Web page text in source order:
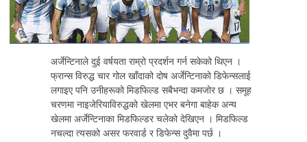
अर्जेन्टिनाले दुई वर्षयता राम्रो प्रदर्शन गर्न सकेको थिएन ।
फ्रान्स विरुद्ध चार गोल खाँदाको दोष अर्जेन्टिनाको डिफेन्सलाई
लगाइए पनि उनीहरूको मिडफिल्ड सबैभन्दा कमजोर छ । समूह
चरणमा नाइजेरियाविरुद्धको खेलमा एभर बनेगा बाहेक अन्य
खेलमा अर्जेन्टिनाका मिडफिल्डर चलेको देखिएन । मिडफिल्ड
नचल्दा त्यसको असर फरवार्ड र डिफेन्स दुवैमा पर्छ ।